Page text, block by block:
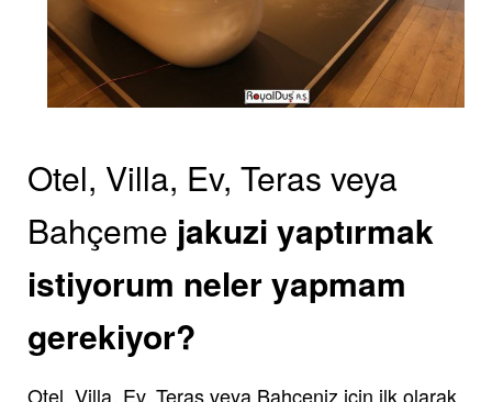
Otel, Villa, Ev, Teras veya
Bahçeme jakuzi yaptırmak
istiyorum neler yapmam
gerekiyor?
Otel, Villa, Ev, Teras veya Bahçeniz için ilk olarak